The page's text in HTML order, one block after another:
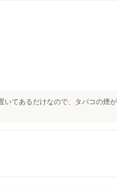
いてあるだけなので、タバコの煙